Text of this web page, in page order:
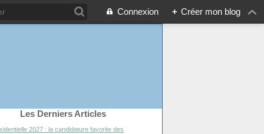
Connexion + Créer mon blog
Les Derniers Articles
2027 : la candidature favorite des